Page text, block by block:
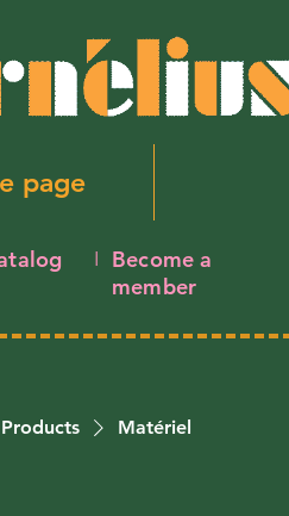
page
I
Become a
member
Matériel